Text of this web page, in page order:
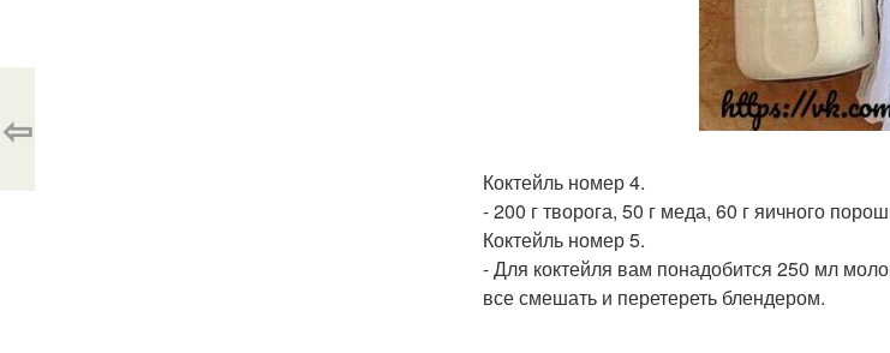
Коктейль номер 4.
- 200 г творога, 50 г меда, 60 г яичного
Коктейль номер 5.
- Для коктейля вам понадобится 250 мл
все смешать и перетереть блендером.
⇦